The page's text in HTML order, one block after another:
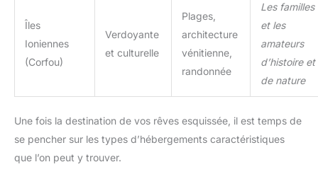
Îles
Ioniennes
(Corfou)
Verdoyante
et culturelle
Plages,
architecture
vénitienne,
randonnée
Les familles
et les
amateurs
d’histoire et
de nature
Une fois la destination de vos rêves esquissée, il est temps de
se pencher sur les types d’hébergements caractéristiques
que l’on peut y trouver.